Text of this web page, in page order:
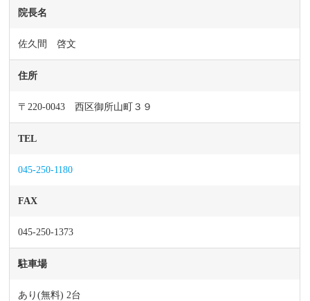
院長名
佐久間 啓文
住所
〒220-0043 西区御所山町３９
TEL
045-250-1180
FAX
045-250-1373
駐車場
あり(無料) 2台